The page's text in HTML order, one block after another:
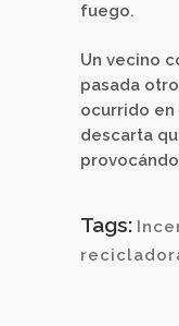
fuego.
Un vecino
pasada
ocurrido en
descarta
Tags: